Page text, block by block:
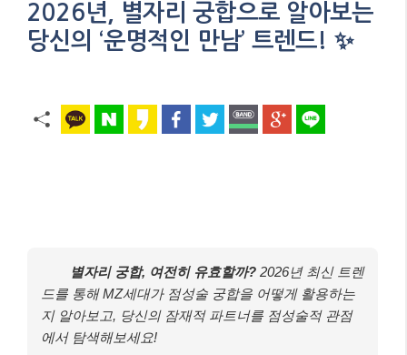
2026년, 별자리 궁합으로 알아보는
당신의 ‘운명적인 만남’ 트렌드! ✨
별자리 궁합, 여전히 유효할까? 2026년 최신 트렌
드를 통해 MZ세대가 점성술 궁합을 어떻게 활용하는
지 알아보고, 당신의 잠재적 파트너를 점성술적 관점
에서 탐색해보세요!